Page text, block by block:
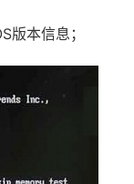
版本信息；